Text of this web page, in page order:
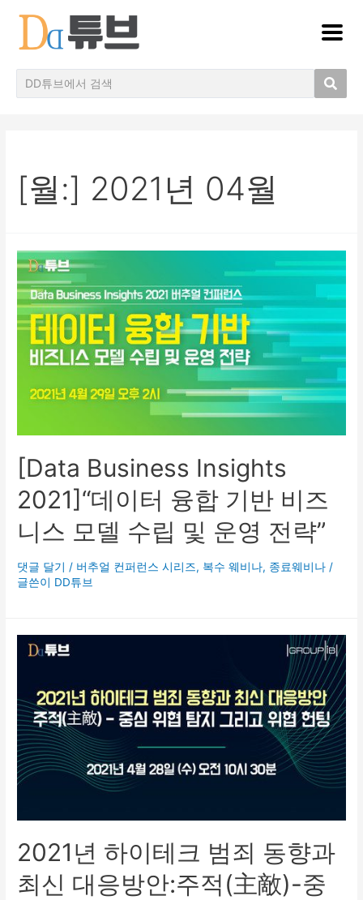
[월:] 2021년 04월
[Data Business Insights
2021]“데이터 융합 기반 비즈
니스 모델 수립 및 운영 전략”
댓글 달기 / 버추얼 컨퍼런스 시리즈, 복수 웨비나, 종료웨비나 /
글쓴이 DD튜브
2021년 하이테크 범죄 동향과
최신 대응방안:주적(主敵)-중